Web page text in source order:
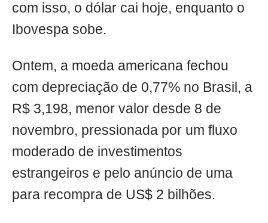
com isso, o dólar cai hoje, enquanto o
Ibovespa sobe.
Ontem, a moeda americana fechou
com depreciação de 0,77% no Brasil, a
R$ 3,198, menor valor desde 8 de
novembro, pressionada por um fluxo
moderado de investimentos
estrangeiros e pelo anúncio de uma
para recompra de US$ 2 bilhões.